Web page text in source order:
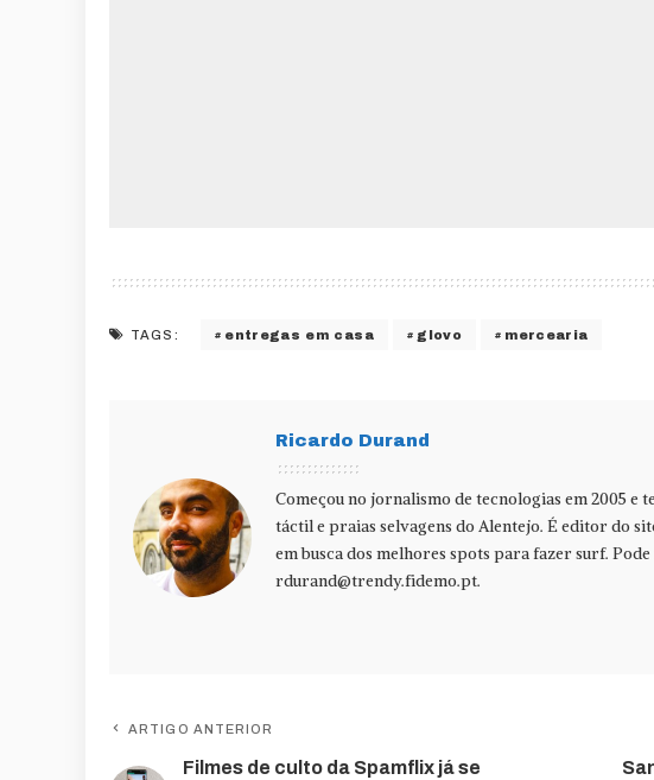
TAGS: entregas em casa glovo mercearia
Ricardo Durand
Começou no jornalismo de tecnologias em 2005 e
táctil e praias selvagens do Alentejo. É editor do
em busca dos melhores spots para fazer surf.
rdurand@trendy.fidemo.pt.
ARTIGO ANTERIOR
Filmes de culto da Spamflix já se